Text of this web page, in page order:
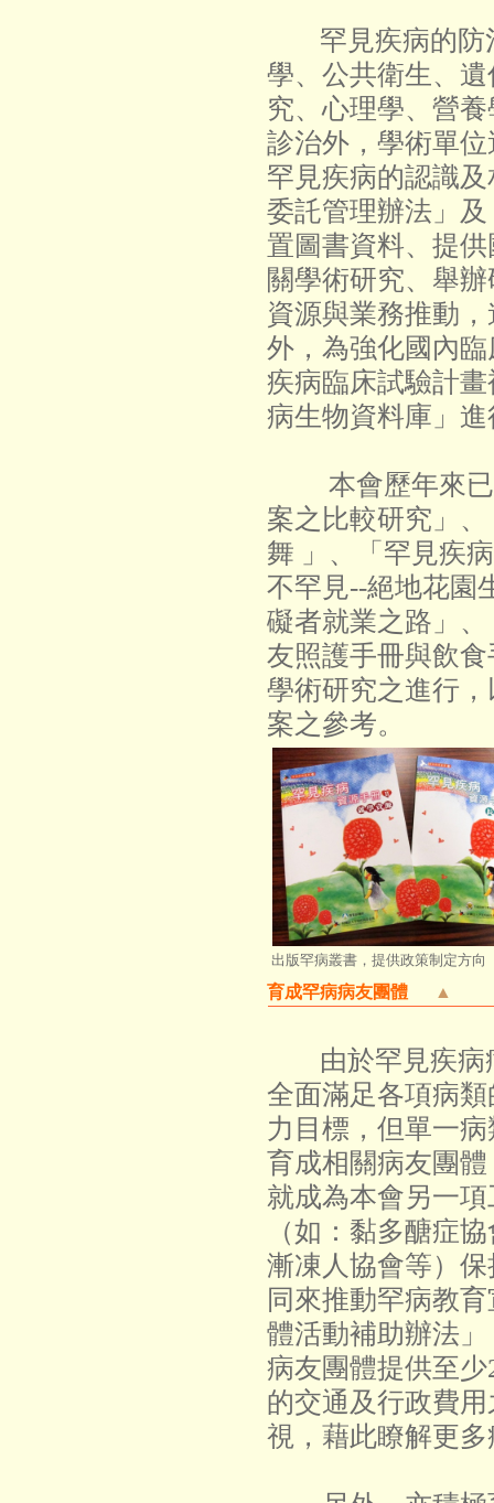
罕見疾病的
學、公共衛生、
究、心理學、營
診治外，學術單
罕見疾病的認識
委託管理辦法」
置圖書資料、提
關學術研究、舉
資源與業務推動
外，為強化國內
疾病臨床試驗計
病生物資料庫」
本會歷年來已
案之比較研究」
舞 」、「罕見疾
不罕見--絕地花園
礙者就業之路」、
友照護手冊與飲
學術研究之進行
案之參考。
出版罕病叢書，提供政策制定方向
育成罕病病友團體 ▲
由於罕見疾
全面滿足各項病
力目標，但單一
育成相關病友團
就成為本會另一
（如：黏多醣症
漸凍人協會等）
同來推動罕病教
體活動補助辦法
病友團體提供至
的交通及行政費
視，藉此瞭解更